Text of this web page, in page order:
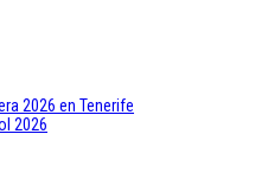
2026 en Tenerife
2026